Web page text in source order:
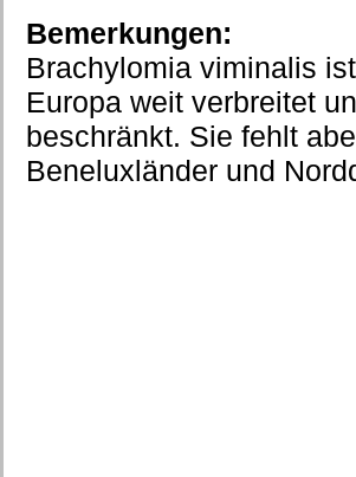
Bemerkungen:
Brachylomia viminalis
Europa weit verbreitet
beschränkt. Sie fehlt
Beneluxländer und